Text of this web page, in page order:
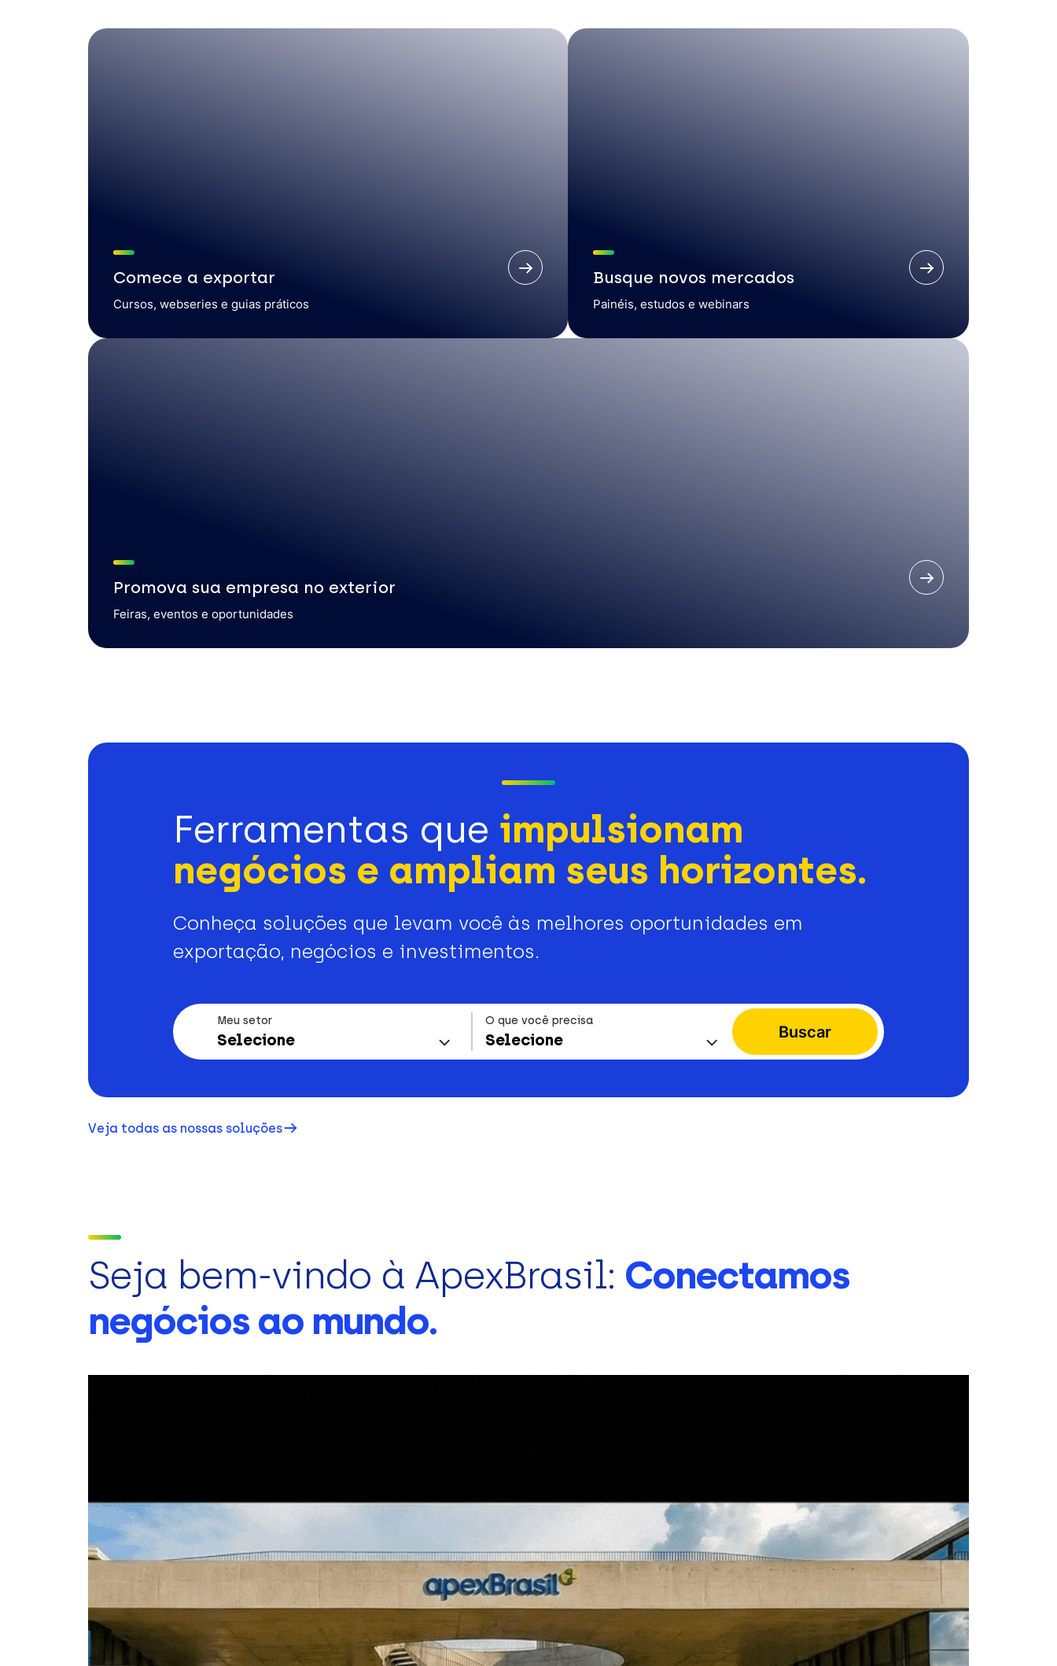
Comece a exportar
Cursos, webseries e guias práticos
Busque novos mercados
Painéis, estudos e webinars
Promova sua empresa no exterior
Feiras, eventos e oportunidades
Ferramentas que impulsionam
negócios e ampliam seus horizontes.
Conheça soluções que levam você às melhores oportunidades em
exportação, negócios e investimentos.
Meu setor
Selecione
O que você precisa
Selecione Buscar
Veja todas as nossas soluções
Seja bem-vindo à ApexBrasil: Conectamos
negócios ao mundo.